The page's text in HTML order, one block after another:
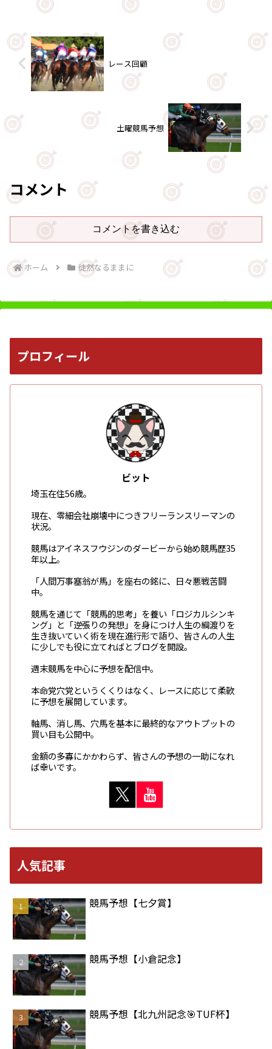
レース回顧
土曜競馬予想
コメント
コメントを書き込む
ホーム 徒然なるままに
プロフィール
ビット
埼玉在住56歳。
現在、零細会社崩壊中につきフリーランスリーマンの
状況。
競馬はアイネスフウジンのダービーから始め競馬歴35
年以上。
「人間万事塞翁が馬」を座右の銘に、日々悪戦苦闘
中。
競馬を通じて「競馬的思考」を養い「ロジカルシンキ
ング」と「逆張りの発想」を身につけ人生の綱渡りを
生き抜いていく術を現在進行形で語り、皆さんの人生
に少しでも役に立てればとブログを開設。
週末競馬を中心に予想を配信中。
本命党穴党というくくりはなく、レースに応じて柔軟
に予想を展開しています。
軸馬、消し馬、穴馬を基本に最終的なアウトプットの
買い目も公開中。
金額の多寡にかかわらず、皆さんの予想の一助になれ
ば幸いです。
人気記事
競馬予想【七夕賞】
競馬予想【小倉記念】
競馬予想【北九州記念🎯TUF杯】